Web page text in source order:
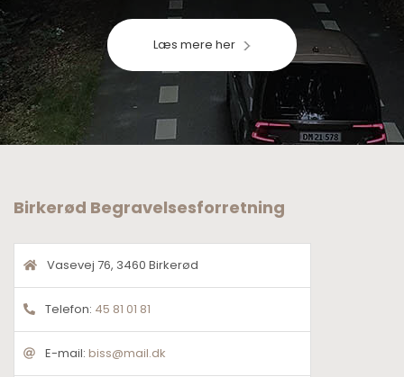
Læs mere her
Birkerød Begravelsesforretning
Vasevej 76, 3460 Birkerød
Telefon: 45 81 01 81
E-mail: biss@mail.dk